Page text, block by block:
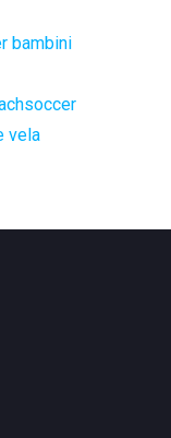
bambini
vela